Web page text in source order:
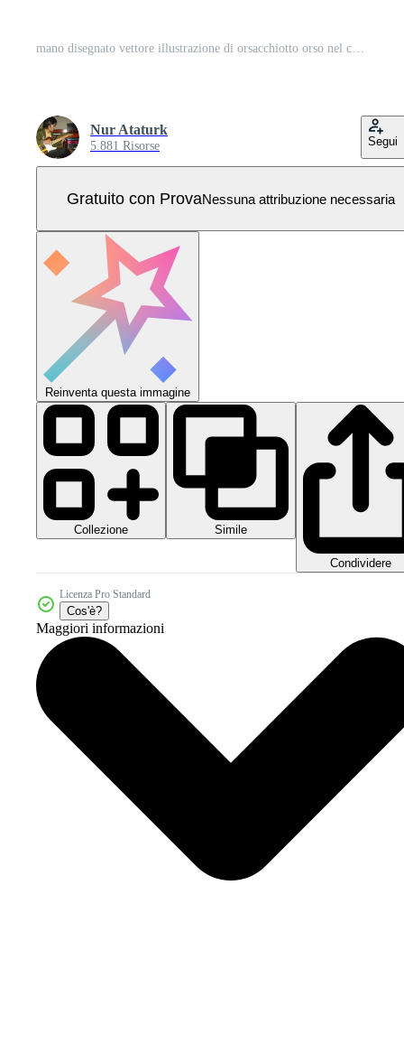
mano disegnato vettore illustrazione di orsacchiotto orso nel completo da uomo. colorazione libro o pagina Vettore Pro
Nur Ataturk
5.881 Risorse Segui
Gratuito con ProvaNessuna attribuzione necessaria
Reinventa questa immagine
Collezione Simile
Condividere
Licenza Pro Standard
Cos'è?
Maggiori informazioni